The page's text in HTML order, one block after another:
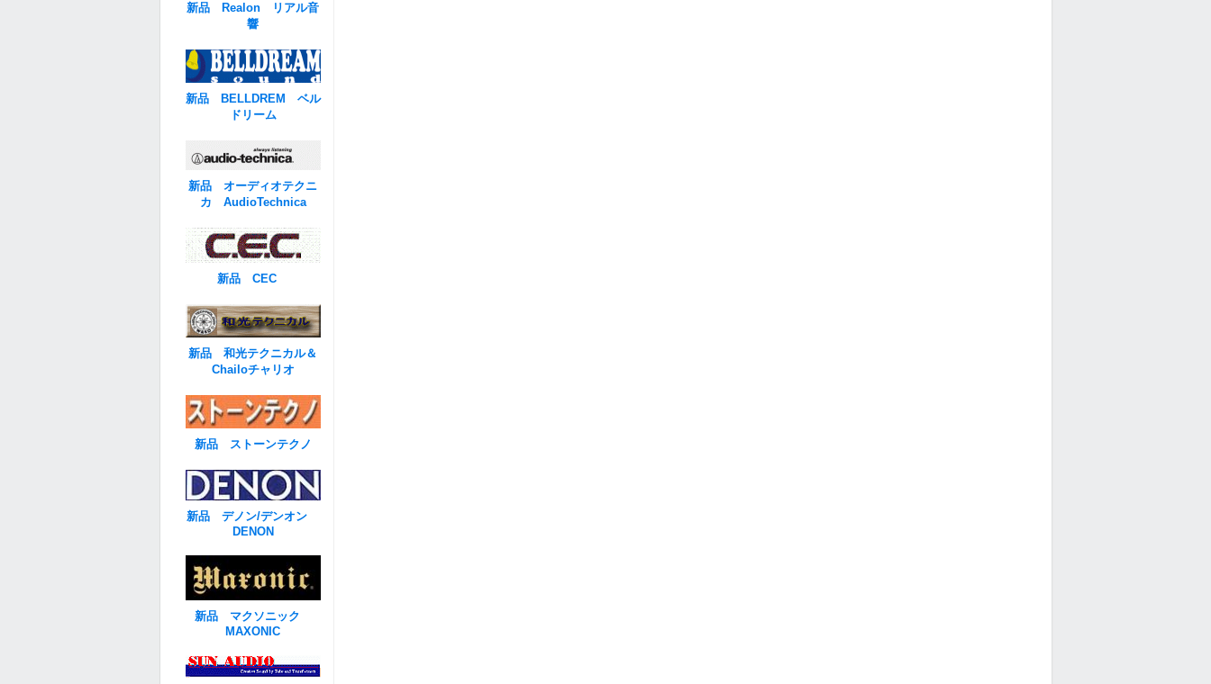
新品 Realon リアル音
響
新品 BELLDREM ベル
ドリーム
新品 オーディオテクニ
カ AudioTechnica
新品 CEC
新品 和光テクニカル＆
Chailoチャリオ
新品 ストーンテクノ
新品 デノン/デンオン
DENON
新品 マクソニック
MAXONIC